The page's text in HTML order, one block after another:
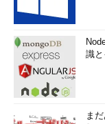
ルゴ
とい
ハッ
識
ま